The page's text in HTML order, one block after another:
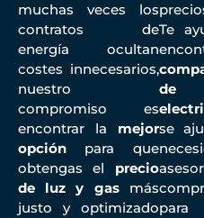
muchas veces los
contratos de
energía ocultan
costes innecesarios,
nuestro
compromiso es
encontrar la mejor
opción para que
obtengas el precio
de luz y gasmás
justo y optimizado
Te
de
se